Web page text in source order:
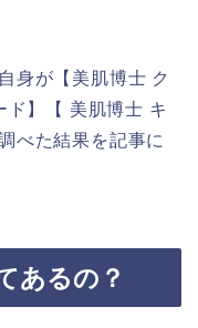
身が【美肌博士 ク
ド】【 美肌博士 キ
べた結果を記事に
あるの？